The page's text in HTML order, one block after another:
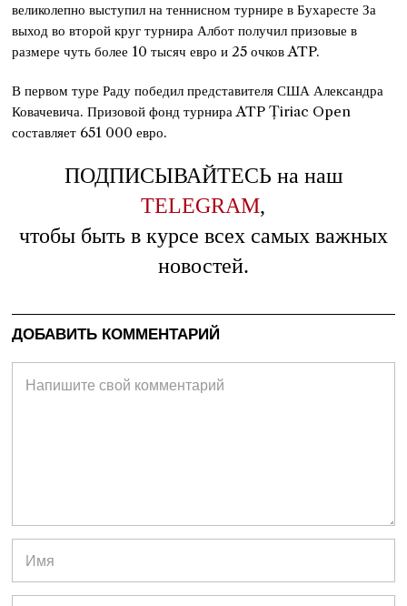
великолепно выступил на теннисном турнире в Бухаресте За
выход во второй круг турнира Албот получил призовые в
размере чуть более 10 тысяч евро и 25 очков ATP.
В первом туре Раду победил представителя США Александра
Ковачевича. Призовой фонд турнира ATP Țiriac Open
составляет 651 000 евро.
ПОДПИСЫВАЙТЕСЬ на наш
TELEGRAM,
чтобы быть в курсе всех самых важных
новостей.
ДОБАВИТЬ КОММЕНТАРИЙ